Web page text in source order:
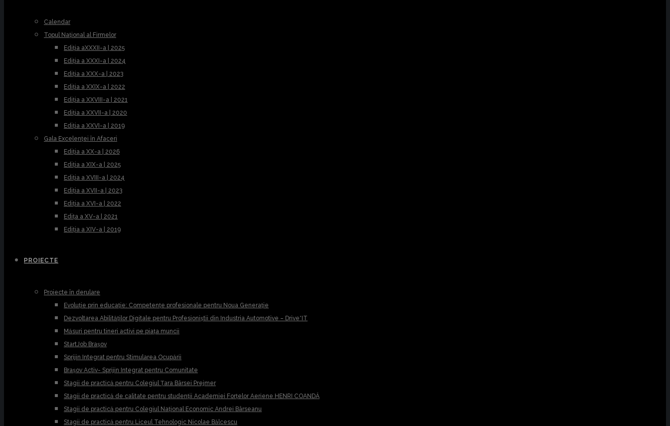
Calendar
Topul Național al Firmelor
Ediția aXXXII-a | 2025
Ediția a XXXI-a | 2024
Ediția a XXX-a | 2023
Ediția a XXIX-a | 2022
Ediția a XXVIII-a | 2021
Ediția a XXVII-a | 2020
Ediția a XXVI-a | 2019
Gala Excelenței în Afaceri
Ediția a XX-a | 2026
Ediția a XIX-a | 2025
Ediția a XVIII-a | 2024
Ediția a XVII-a | 2023
Ediția a XVI-a | 2022
Edița a XV-a | 2021
Ediția a XIV-a | 2019
PROIECTE
Proiecte în derulare
Evoluție prin educație: Competențe profesionale pentru Noua Generație
Dezvoltarea Abilităților Digitale pentru Profesioniștii din Industria Automotive – Drive*IT
Măsuri pentru tineri activi pe piața muncii
StartJob Brașov
Sprijin Integrat pentru Stimularea Ocupării
Brașov Activ- Sprijin Integrat pentru Comunitate
Stagii de practică pentru Colegiul Țara Bârsei Prejmer
Stagii de practică de calitate pentru studenții Academiei Forțelor Aeriene HENRI COANDĂ
Stagii de practică pentru Colegiul Național Economic Andrei Bârseanu
Stagii de practică pentru Liceul Tehnologic Nicolae Bălcescu